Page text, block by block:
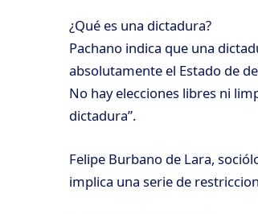
¿Qué es una dictadura?
Pachano indica que una
absolutamente el Estado de
No hay elecciones libres ni
dictadura”.
Felipe Burbano de Lara,
implica una serie de